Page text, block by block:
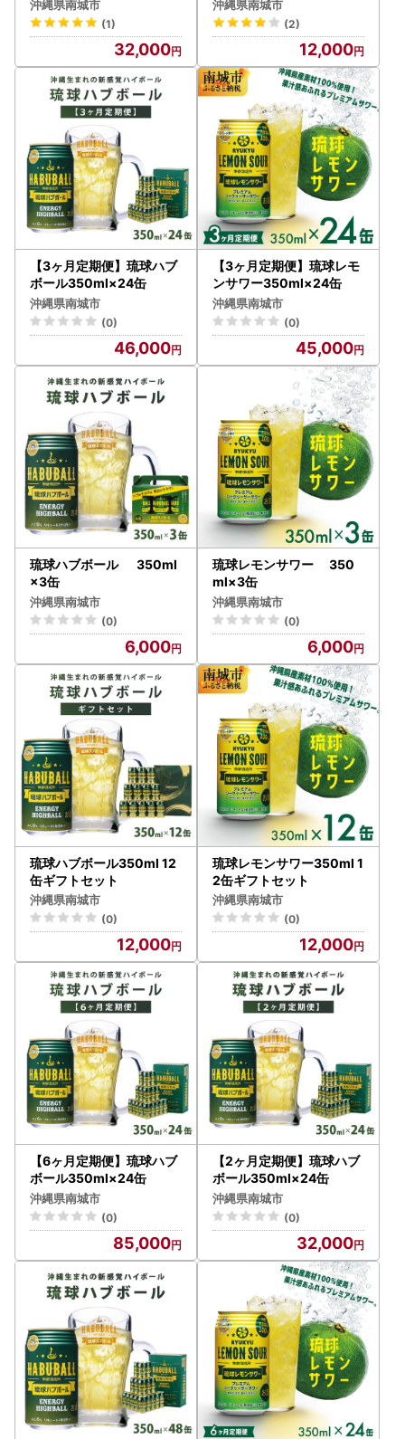
沖縄県南城市
(1)
32,000
沖縄県南城市
(2)
12,000
【3ヶ月定期便】琉球ハブ
ボール350ml×24缶
沖縄県南城市
(0)
46,000
【3ヶ月定期便】琉球レモ
ンサワー350ml×24缶
沖縄県南城市
(0)
45,000
琉球ハブボール 350ml
×3缶
沖縄県南城市
(0)
6,000
琉球レモンサワー 350
ml×3缶
沖縄県南城市
(0)
6,000
琉球ハブボール350ml 12
缶ギフトセット
沖縄県南城市
(0)
12,000
琉球レモンサワー350ml 1
2缶ギフトセット
沖縄県南城市
(0)
12,000
【6ヶ月定期便】琉球ハブ
ボール350ml×24缶
沖縄県南城市
(0)
85,000
【2ヶ月定期便】琉球ハブ
ボール350ml×24缶
沖縄県南城市
(0)
32,000